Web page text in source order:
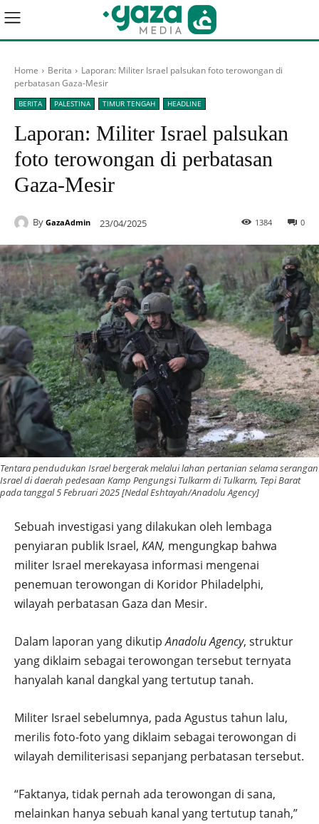
Home Berita
Laporan: Militer Israel palsukan foto terowongan di
perbatasan Gaza-Mesir
BERITA PALESTINA TIMUR TENGAH HEADLINE
Laporan: Militer Israel palsukan
foto terowongan di perbatasan
Gaza-Mesir
By GazaAdmin 23/04/2025 0
1384
Tentara pendudukan Israel bergerak melalui lahan pertanian selama serangan
Israel di daerah pedesaan Kamp Pengungsi Tulkarm di Tulkarm, Tepi Barat
pada tanggal 5 Februari 2025 [Nedal Eshtayah/Anadolu Agency]
Sebuah investigasi yang dilakukan oleh lembaga
penyiaran publik Israel, KAN, mengungkap bahwa
militer Israel merekayasa informasi mengenai
penemuan terowongan di Koridor Philadelphi,
wilayah perbatasan Gaza dan Mesir.
Dalam laporan yang dikutipAnadolu Agency, struktur
yang diklaim sebagai terowongan tersebut ternyata
hanyalah kanal dangkal yang tertutup tanah.
Militer Israel sebelumnya, pada Agustus tahun lalu,
merilis foto-foto yang diklaim sebagai terowongan di
wilayah demiliterisasi sepanjang perbatasan tersebut.
“Faktanya, tidak pernah ada terowongan di sana,
melainkan hanya sebuah kanal yang tertutup tanah,”